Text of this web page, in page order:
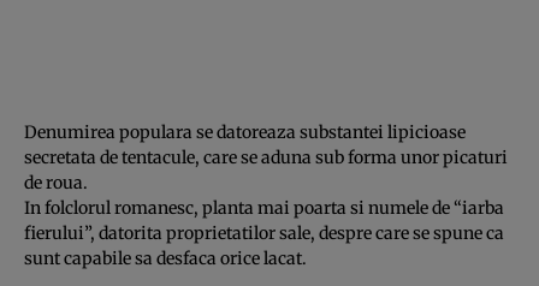
Denumirea populara se datoreaza substantei lipicioase
secretata de tentacule, care se aduna sub forma unor picaturi
de roua.
In folclorul romanesc, planta mai poarta si numele de “iarba
fierului”, datorita proprietatilor sale, despre care se spune ca
sunt capabile sa desfaca orice lacat.